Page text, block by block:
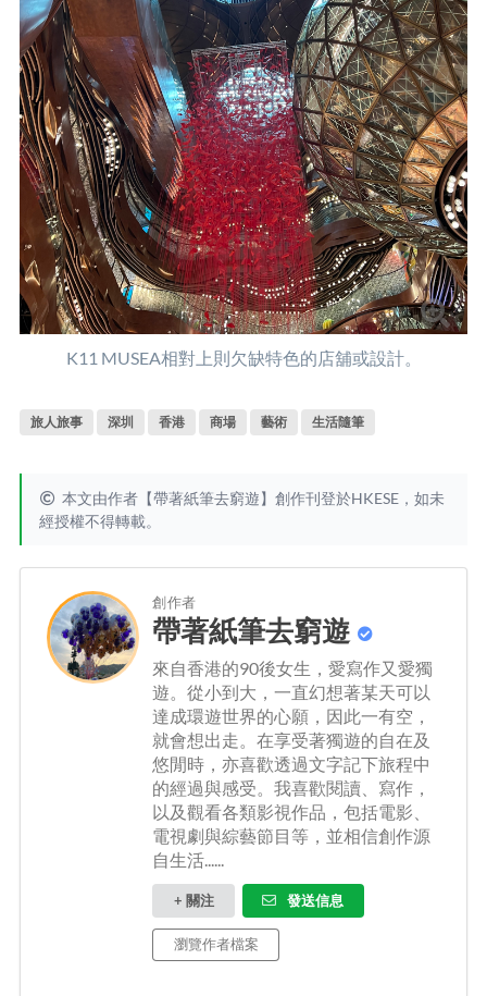
K11 MUSEA相對上則欠缺特色的店舖或設計。
旅人旅事 深圳 香港 商場 藝術 生活隨筆
本文由作者【帶著紙筆去窮遊】創作刊登於HKESE，如未
經授權不得轉載。
創作者
帶著紙筆去窮遊
來自香港的90後女生，愛寫作又愛獨
遊。從小到大，一直幻想著某天可以
達成環遊世界的心願，因此一有空，
就會想出走。在享受著獨遊的自在及
悠閒時，亦喜歡透過文字記下旅程中
的經過與感受。我喜歡閱讀、寫作，
以及觀看各類影視作品，包括電影、
電視劇與綜藝節目等，並相信創作源
自生活......
+ 關注 發送信息
瀏覽作者檔案